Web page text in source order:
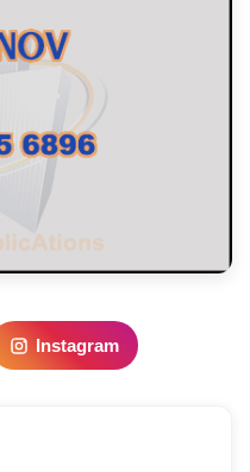
Instagram